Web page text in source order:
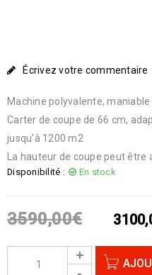
Écrivez votre commentaire
Machine polyvalente,
Carter de coupe de 66 cm,
jusqu’à 1200 m2
La hauteur de coupe peut
Disponibilité : En stock
3590,00€